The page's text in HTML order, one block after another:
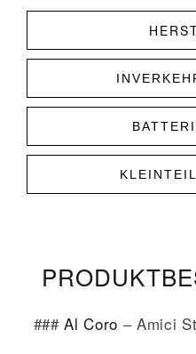
###Al Coro – Amici